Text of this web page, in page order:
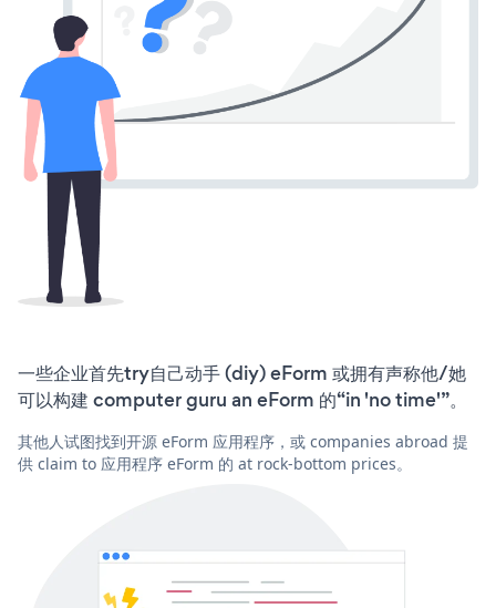
一些企业首先try自己动手 (diy) eForm 或拥有声称他/她
可以构建 computer guru an eForm 的“in 'no time'”。
其他人试图找到开源 eForm 应用程序，或 companies abroad 提
供 claim to 应用程序 eForm 的 at rock-bottom prices。